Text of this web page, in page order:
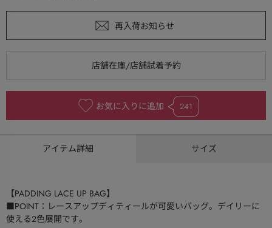
お気に入りに追加 241
アイテム詳細 サイズ
【PADDING LACE UP BAG】
■POINT：レースアップディティールが可愛いバッグ。デイリーに
使える2色展開です。